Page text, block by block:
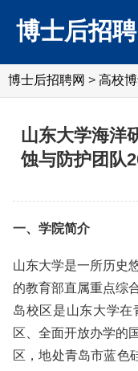
博士后招
博士后招聘网 > 高校
山东大学海洋
蚀与防护团队
一、学院简介
山东大学是一所历史
的教育部直属重点综
岛校区是山东大学
区、全面开放办学的
区，地处青岛市蓝色